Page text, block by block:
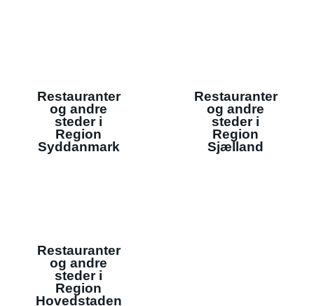
Restauranter
og andre
steder i
Region
Syddanmark
Restauranter
og andre
steder i
Region
Sjælland
Restauranter
og andre
steder i
Region
Hovedstaden